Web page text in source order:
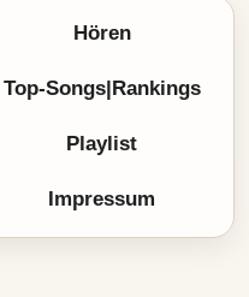
Hören
Top-Songs|Rankings
Playlist
Impressum